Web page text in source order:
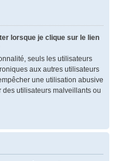
lorsque je clique sur le lien
seuls les utilisateurs
aux autres utilisateurs
une utilisation abusive
utilisateurs malveillants ou